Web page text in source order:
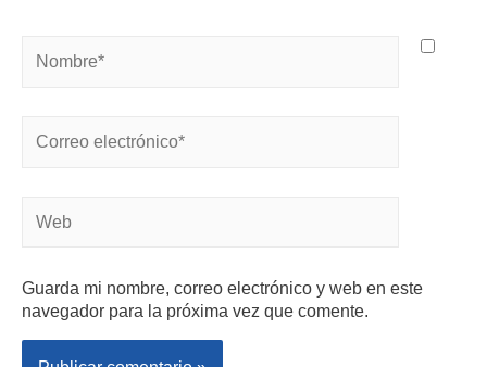
Guarda mi nombre, correo electrónico y web en este
navegador para la próxima vez que comente.